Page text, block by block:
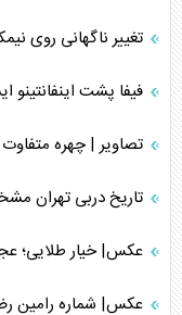
تغییر ناگهانی روی
فیفا پشت اینفانتینو
تصاویر | چهره
تاریخ دربی تهران
عکس| خیار طلایی؛
عکس| شماره رامین